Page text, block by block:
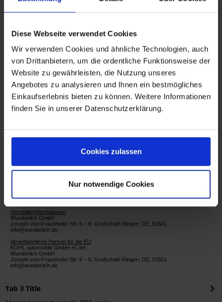
Diese Webseite verwendet Cookies
Wir verwenden Cookies und ähnliche Technologien, auch
von Drittanbietern, um die ordentliche Funktionsweise der
Website zu gewährleisten, die Nutzung unseres
Angebotes zu analysieren und Ihnen ein bestmögliches
Einkaufserlebnis bieten zu können. Weitere Informationen
finden Sie in unserer Datenschutzerklärung.
Cookies zulassen
Nur notwendige Cookies
Robuste Befestigung über vier Punkte
Zusätzliche Abstützung zum Rahmenheck
Nahtloses Präzisions-Stahlrohr
Auch zur Befestigung weiterer Accessories
(Getränkehalter etc.) geeignet
Kompletter Satz (rechts + links), inklusive Einbausatz
und Montageanleitung
Made in Germany
Artikelnummer:20450-101
Herstellerinformationen
Wunderlich GmbH
Joseph-von-Fraunhofer-Str. 6 – 8, Grafschaft-Ringen, DE, 53501
info@wunderlich.de
Verantwortliche Person für die EU
KOHL automobile GmbH eCom
Wunderlich GmbH
Joseph-von-Fraunhofer-Str. 6 – 8, Grafschaft-Ringen, DE, 53501
info@wunderlich.de
Tab 3 Title